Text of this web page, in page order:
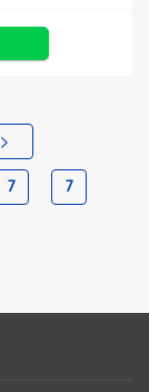
7 7